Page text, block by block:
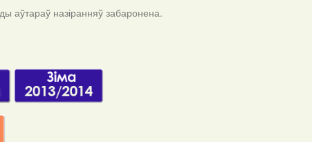
аўтараў назіранняў забаронена.